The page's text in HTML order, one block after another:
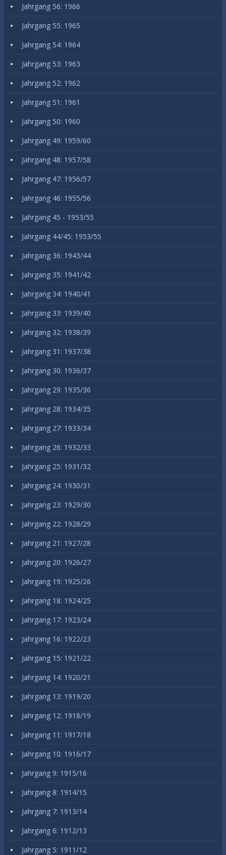
Jahrgang 56: 1966
Jahrgang 55: 1965
Jahrgang 54: 1964
Jahrgang 53: 1963
Jahrgang 52: 1962
Jahrgang 51: 1961
Jahrgang 50: 1960
Jahrgang 49: 1959/60
Jahrgang 48: 1957/58
Jahrgang 47: 1956/57
Jahrgang 46: 1955/56
Jahrgang 45 - 1953/55
Jahrgang 44/45: 1953/55
Jahrgang 36: 1943/44
Jahrgang 35: 1941/42
Jahrgang 34: 1940/41
Jahrgang 33: 1939/40
Jahrgang 32: 1938/39
Jahrgang 31: 1937/38
Jahrgang 30: 1936/37
Jahrgang 29: 1935/36
Jahrgang 28: 1934/35
Jahrgang 27: 1933/34
Jahrgang 26: 1932/33
Jahrgang 25: 1931/32
Jahrgang 24: 1930/31
Jahrgang 23: 1929/30
Jahrgang 22: 1928/29
Jahrgang 21: 1927/28
Jahrgang 20: 1926/27
Jahrgang 19: 1925/26
Jahrgang 18: 1924/25
Jahrgang 17: 1923/24
Jahrgang 16: 1922/23
Jahrgang 15: 1921/22
Jahrgang 14: 1920/21
Jahrgang 13: 1919/20
Jahrgang 12: 1918/19
Jahrgang 11: 1917/18
Jahrgang 10: 1916/17
Jahrgang 9: 1915/16
Jahrgang 8: 1914/15
Jahrgang 7: 1913/14
Jahrgang 6: 1912/13
Jahrgang 5: 1911/12